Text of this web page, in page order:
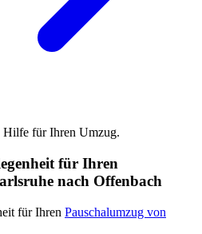
Hilfe für Ihren Umzug.
für Ihren
nach Offenbach
für Ihren Pauschalumzug von